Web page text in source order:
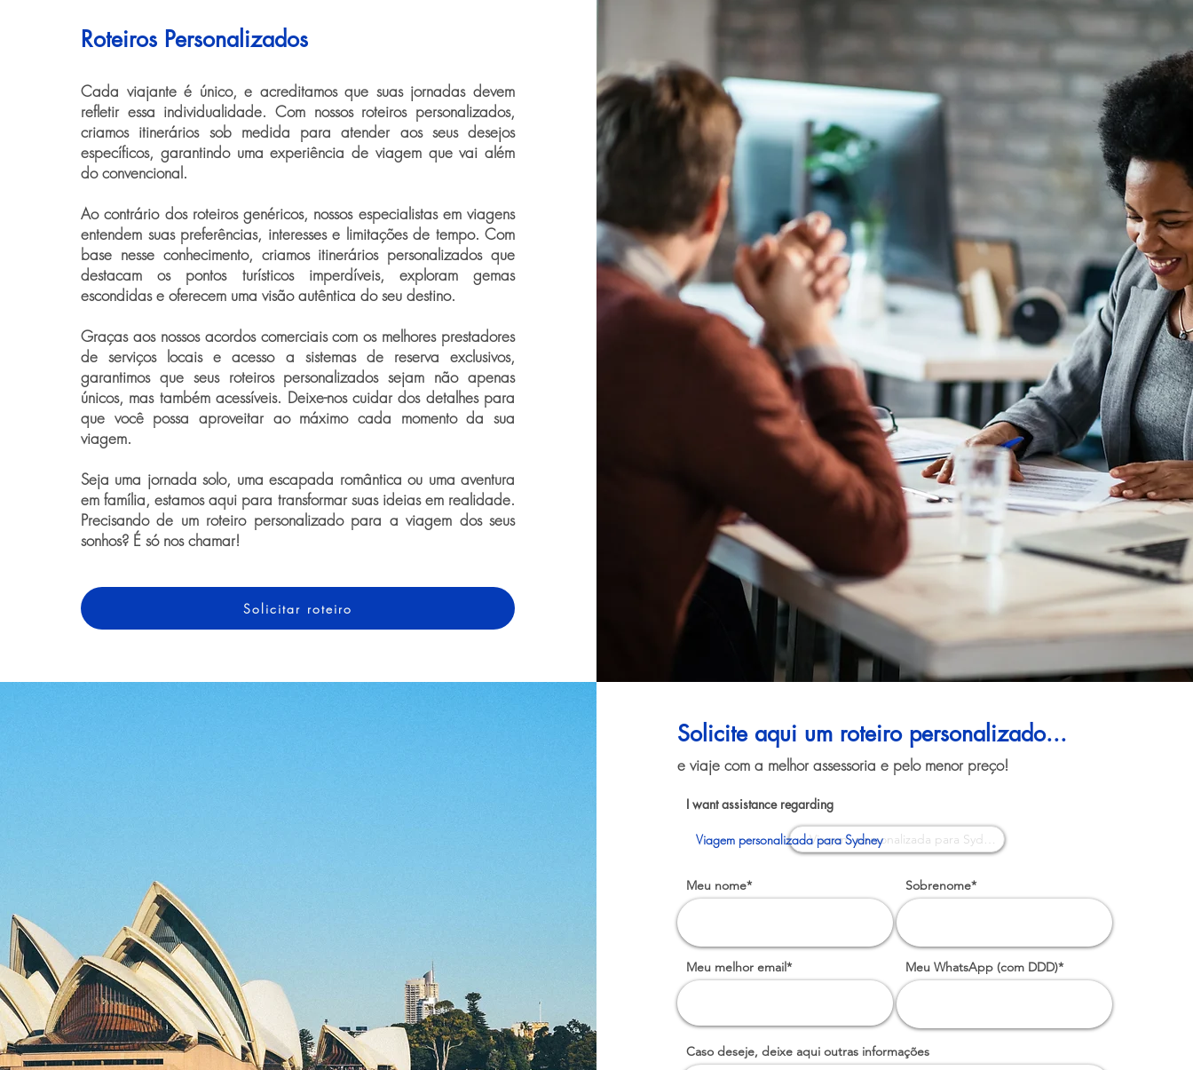
Roteiros Personalizados
Cada viajante é único, e acreditamos que suas jornadas devem
refletir essa individualidade. Com nossos roteiros personalizados,
criamos itinerários sob medida para atender aos seus desejos
específicos, garantindo uma experiência de viagem que vai além
do convencional.
Ao contrário dos roteiros genéricos, nossos especialistas em viagens
entendem suas preferências, interesses e limitações de tempo. Com
base nesse conhecimento, criamos itinerários personalizados que
destacam os pontos turísticos imperdíveis, exploram gemas
escondidas e oferecem uma visão autêntica do seu destino.
Graças aos nossos acordos comerciais com os melhores prestadores
de serviços locais e acesso a sistemas de reserva exclusivos,
garantimos que seus roteiros personalizados sejam não apenas
únicos, mas também acessíveis. Deixe-nos cuidar dos detalhes para
que você possa aproveitar ao máximo cada momento da sua
viagem.
Seja uma jornada solo, uma escapada romântica ou uma aventura
em família, estamos aqui para transformar suas ideias em realidade.
Precisando de um roteiro personalizado para a viagem dos seus
sonhos? É só nos chamar!
Solicitar roteiro
Solicite aqui um roteiro personalizado...
e viaje com a melhor assessoria e pelo menor preço!
I want assistance regarding
Viagem personalizada para Sydney
Meu nome* Sobrenome*
Meu melhor email* Meu WhatsApp (com DDD)*
Caso deseje, deixe aqui outras informações